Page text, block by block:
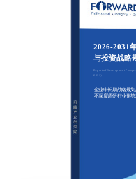
2026-2031
与投资战略
Report of Development
2031）
企业中长期战略规划
不深度调研行业形